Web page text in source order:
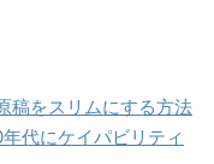
稿をスリムにする方法
代にケイパビリティ